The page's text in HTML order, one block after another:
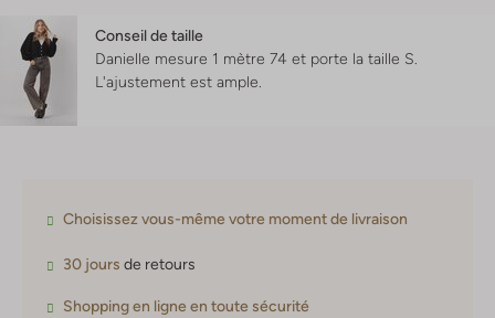
Conseil de taille
Danielle mesure 1 mètre 74 et porte la taille S.
L'ajustement est ample
Choisissez vous-même votre moment de livraison
30 jours de retours
Shopping en ligne en toute sécurité